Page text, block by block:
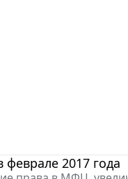
2017 года